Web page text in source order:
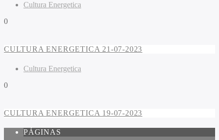
Cultura Energetica
0
CULTURA ENERGETICA 21-07-2023
Cultura Energetica
0
CULTURA ENERGETICA 19-07-2023
PÁGINAS